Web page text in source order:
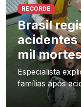
RECORDE
Brasil
acidentes
mil
Especialista
famílias após